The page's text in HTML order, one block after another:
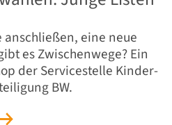
anschließen, eine neue
es Zwischenwege? Ein
der Servicestelle Kinder-
BW.